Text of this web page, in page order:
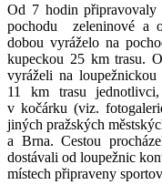
Od 7 hodin připravovaly
pochodu zeleninové a
dobou vyráželo na
kupeckou 25 km trasu.
vyráželi na
11 km trasu
v kočárku (viz.
jiných pražských
a Brna. Cestou
dostávali od loupežnic
místech připraveny